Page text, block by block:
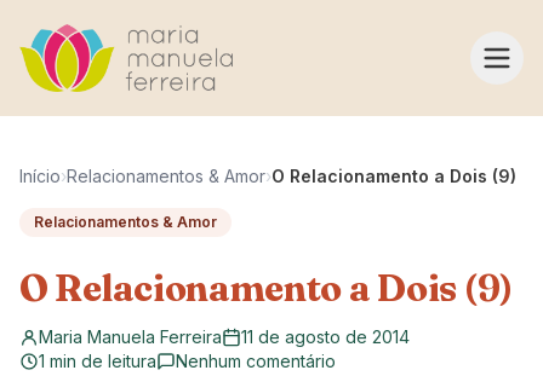
Início›Relacionamentos & Amor›O Relacionamento a Dois (9)
Relacionamentos & Amor
O Relacionamento a Dois (9)
Maria Manuela Ferreira
11 de agosto de 2014
1 min de leitura
Nenhum comentário